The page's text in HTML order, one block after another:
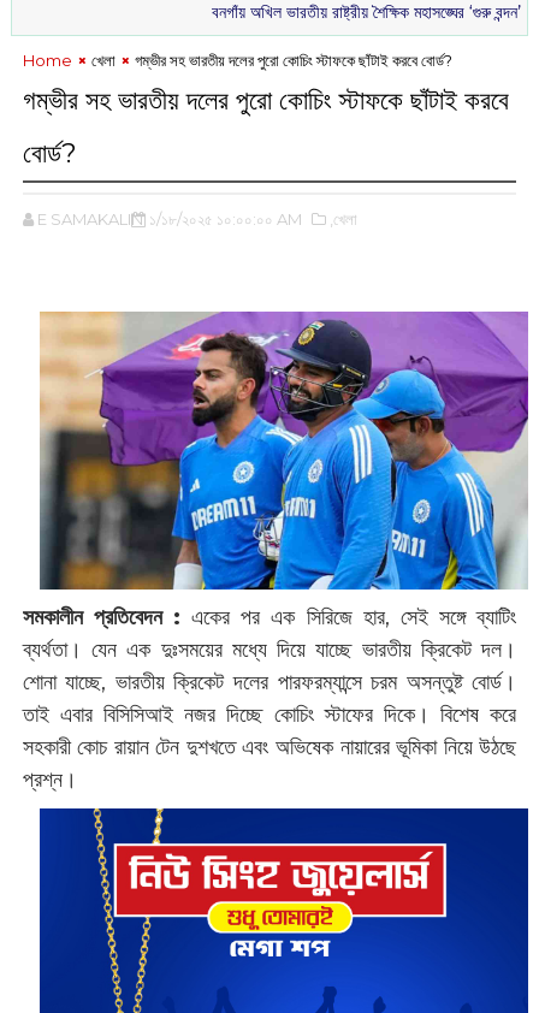
বনগাঁয় অখিল ভারতীয় রাষ্ট্রীয় শৈক্ষিক মহাসঙ্ঘের ‘গুরু বন্দন’ রাতে
Home খেলা গম্ভীর সহ ভারতীয় দলের পুরো কোচিং স্টাফকে ছাঁটাই করবে বোর্ড?
গম্ভীর সহ ভারতীয় দলের পুরো কোচিং স্টাফকে ছাঁটাই করবে
বোর্ড?
E SAMAKALIN ১/১৮/২০২৫ ১০:০০:০০ AM ,খেলা
সমকালীন প্রতিবেদন : একের পর এক সিরিজে হার, সেই সঙ্গে ব্যাটিং
ব্যর্থতা। যেন এক দুঃসময়ের মধ্যে দিয়ে যাচ্ছে ভারতীয় ক্রিকেট দল।
শোনা যাচ্ছে, ভারতীয় ক্রিকেট দলের পারফরম্যান্সে চরম অসন্তুষ্ট বোর্ড।
তাই এবার বিসিসিআই নজর দিচ্ছে কোচিং স্টাফের দিকে। বিশেষ করে
সহকারী কোচ রায়ান টেন দুশখতে এবং অভিষেক নায়ারের ভূমিকা নিয়ে উঠছে
প্রশ্ন।